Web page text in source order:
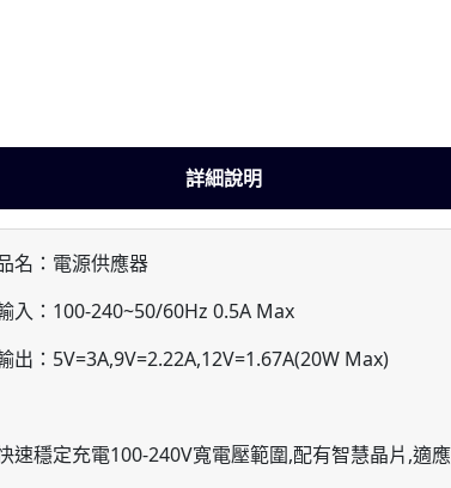
詳細說明
名：電源供應器
入：100-240~50/60Hz 0.5A Max
出：5V=3A,9V=2.22A,12V=1.67A(20W Max)
速穩定充電100-240V寬電壓範圍,配有智慧晶片,適